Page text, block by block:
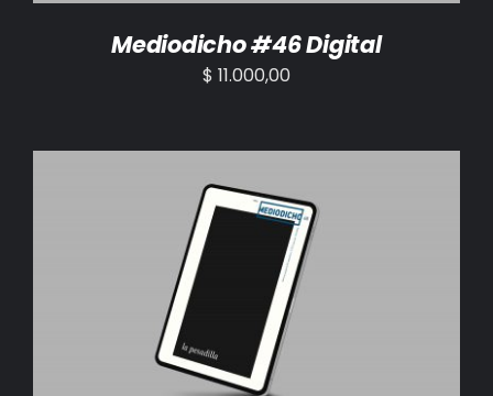
Mediodicho #46 Digital
$ 11.000,00
AÑADIR AL CARRITO /